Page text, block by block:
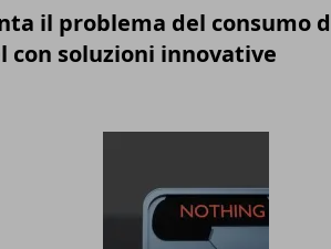
il problema del consumo
con soluzioni innovative